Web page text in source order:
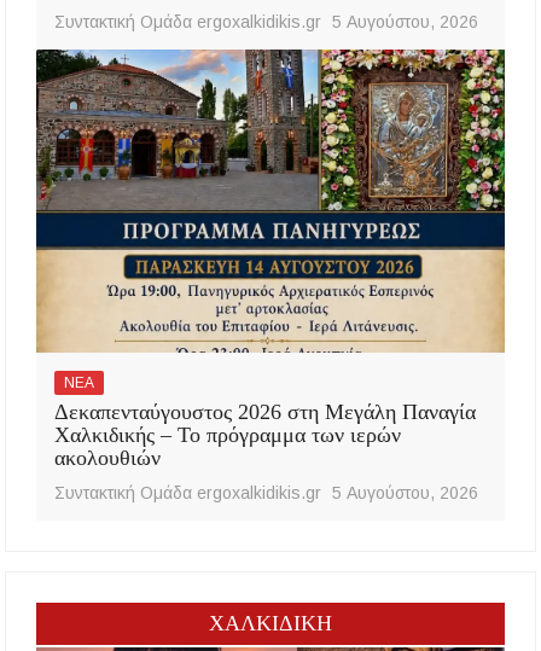
Συντακτική Ομάδα ergoxalkidikis.gr 5 Αυγούστου, 2026
ΝΕΑ
Δεκαπενταύγουστος 2026 στη Μεγάλη Παναγία
Χαλκιδικής – Το πρόγραμμα των ιερών
ακολουθιών
Συντακτική Ομάδα ergoxalkidikis.gr 5 Αυγούστου, 2026
ΧΑΛΚΙΔΙΚΗ